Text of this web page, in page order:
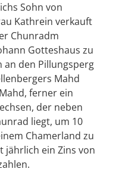
Sohn von
Kathrein verkauft
Chunradm
Gotteshaus zu
an den Pillungsperg
Mahd
ferner ein
der neben
liegt, um 10
Chamerland zu
jährlich ein Zins von